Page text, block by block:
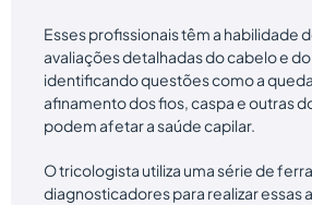
Esses profissionais têm a habilidade
avaliações detalhadas do cabelo e
identificando questões como a
afinamento dos fios, caspa e outras
podem afetar a saúde capilar.
O tricologista utiliza uma série de
diagnosticadores para realizar essas